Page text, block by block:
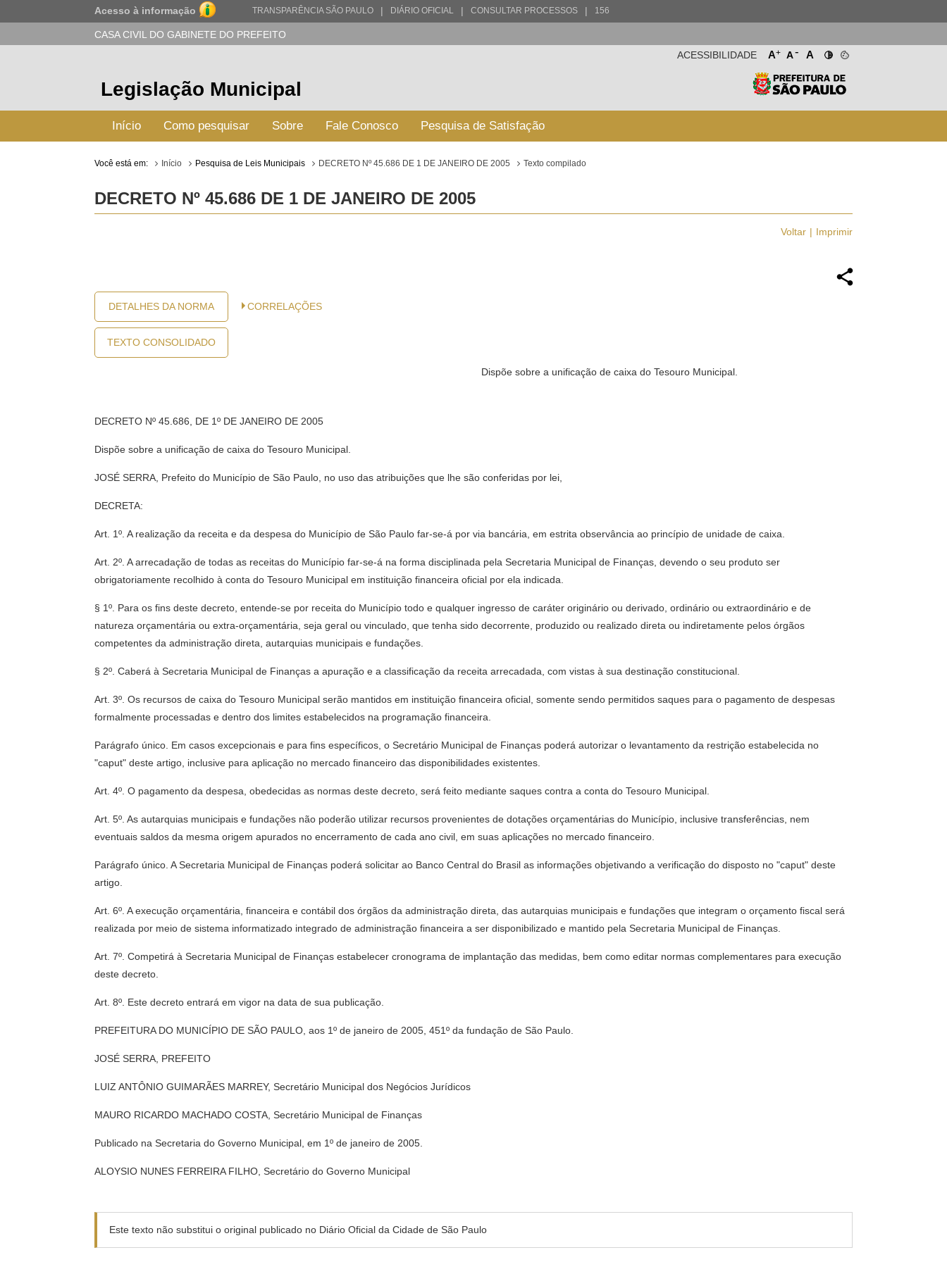
Acesso à informação TRANSPARÊNCIA SÃO PAULO | DIÁRIO OFICIAL | CONSULTAR PROCESSOS | 156
CASA CIVIL DO GABINETE DO PREFEITO
A+ A- A
ACESSIBILIDADE
Legislação Municipal
Início Como pesquisar Sobre Fale Conosco Pesquisa de Satisfação
Você está em: Início Pesquisa de Leis Municipais DECRETO Nº 45.686 DE 1 DE JANEIRO DE 2005 Texto compilado
DECRETO Nº 45.686 DE 1 DE JANEIRO DE 2005
Voltar Imprimir
DETALHES DA NORMA
TEXTO CONSOLIDADO
CORRELAÇÕES
Dispõe sobre a unificação de caixa do Tesouro Municipal.
DECRETO Nº 45.686, DE 1º DE JANEIRO DE 2005
Dispõe sobre a unificação de caixa do Tesouro Municipal.
JOSÉ SERRA, Prefeito do Município de São Paulo, no uso das atribuições que lhe são conferidas por lei,
DECRETA:
Art. 1º. A realização da receita e da despesa do Município de São Paulo far-se-á por via bancária, em estrita observância ao princípio de unidade de caixa.
Art. 2º. A arrecadação de todas as receitas do Município far-se-á na forma disciplinada pela Secretaria Municipal de Finanças, devendo o seu produto ser
obrigatoriamente recolhido à conta do Tesouro Municipal em instituição financeira oficial por ela indicada.
§ 1º. Para os fins deste decreto, entende-se por receita do Município todo e qualquer ingresso de caráter originário ou derivado, ordinário ou extraordinário e de
natureza orçamentária ou extra-orçamentária, seja geral ou vinculado, que tenha sido decorrente, produzido ou realizado direta ou indiretamente pelos órgãos
competentes da administração direta, autarquias municipais e fundações.
§ 2º. Caberá à Secretaria Municipal de Finanças a apuração e a classificação da receita arrecadada, com vistas à sua destinação constitucional.
Art. 3º. Os recursos de caixa do Tesouro Municipal serão mantidos em instituição financeira oficial, somente sendo permitidos saques para o pagamento de despesas
formalmente processadas e dentro dos limites estabelecidos na programação financeira.
Parágrafo único. Em casos excepcionais e para fins específicos, o Secretário Municipal de Finanças poderá autorizar o levantamento da restrição estabelecida no
"caput" deste artigo, inclusive para aplicação no mercado financeiro das disponibilidades existentes.
Art. 4º. O pagamento da despesa, obedecidas as normas deste decreto, será feito mediante saques contra a conta do Tesouro Municipal.
Art. 5º. As autarquias municipais e fundações não poderão utilizar recursos provenientes de dotações orçamentárias do Município, inclusive transferências, nem
eventuais saldos da mesma origem apurados no encerramento de cada ano civil, em suas aplicações no mercado financeiro.
Parágrafo único. A Secretaria Municipal de Finanças poderá solicitar ao Banco Central do Brasil as informações objetivando a verificação do disposto no "caput" deste
artigo.
Art. 6º. A execução orçamentária, financeira e contábil dos órgãos da administração direta, das autarquias municipais e fundações que integram o orçamento fiscal será
realizada por meio de sistema informatizado integrado de administração financeira a ser disponibilizado e mantido pela Secretaria Municipal de Finanças.
Art. 7º. Competirá à Secretaria Municipal de Finanças estabelecer cronograma de implantação das medidas, bem como editar normas complementares para execução
deste decreto.
Art. 8º. Este decreto entrará em vigor na data de sua publicação.
PREFEITURA DO MUNICÍPIO DE SÃO PAULO, aos 1º de janeiro de 2005, 451º da fundação de São Paulo.
JOSÉ SERRA, PREFEITO
LUIZ ANTÔNIO GUIMARÃES MARREY, Secretário Municipal dos Negócios Jurídicos
MAURO RICARDO MACHADO COSTA, Secretário Municipal de Finanças
Publicado na Secretaria do Governo Municipal, em 1º de janeiro de 2005.
ALOYSIO NUNES FERREIRA FILHO, Secretário do Governo Municipal
Este texto não substitui o original publicado no Diário Oficial da Cidade de São Paulo